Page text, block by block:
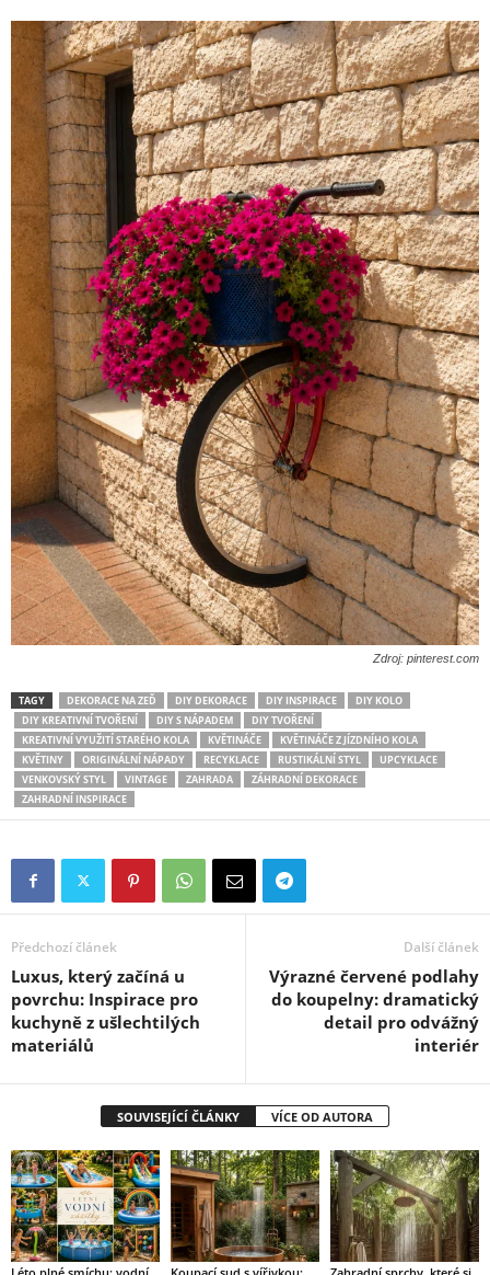
Zdroj: pinterest.com
TAGY DEKORACE NA ZEĎ DIY DEKORACE DIY INSPIRACE
DIY KOLO
DIY KREATIVNÍ TVOŘENÍ
DIY S NÁPADEM
DIY TVOŘENÍ
KREATIVNÍ VYUŽITÍ STARÉHO KOLA
KVĚTINÁČE
KVĚTINÁČE Z JÍZDNÍHO KOLA
KVĚTINY
ORIGINÁLNÍ NÁPADY RECYKLACE RUSTIKÁLNÍ STYL
UPCYKLACE
VENKOVSKÝ STYL
VINTAGE ZAHRADA
ZÁHRADNÍ DEKORACE
ZAHRADNÍ INSPIRACE
Předchozí článek
Luxus, který začíná u
povrchu: Inspirace pro
kuchyně z ušlechtilých
materiálů
Další článek
Výrazné červené podlahy
do koupelny: dramatický
detail pro odvážný
interiér
SOUVISEJÍCÍ ČLÁNKY VÍCE OD AUTORA